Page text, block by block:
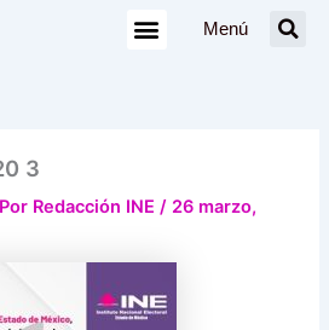
Menú
3
Redacción INE/ 26 marzo,